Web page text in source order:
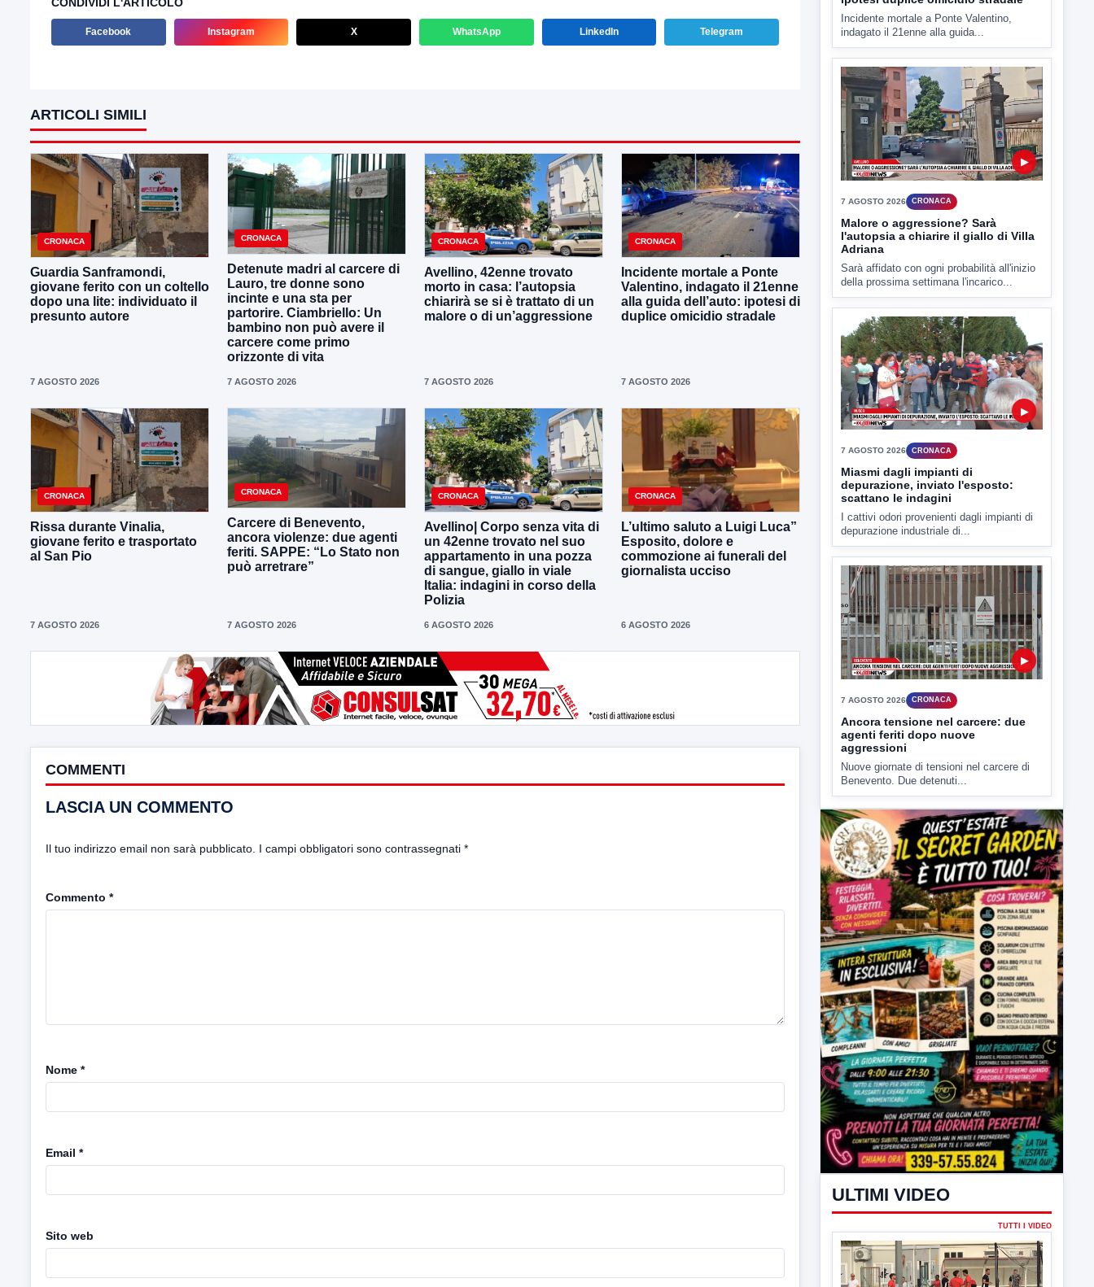
Facebook Instagram X WhatsApp LinkedIn Telegram
ARTICOLI SIMILI
CRONACA
Guardia Sanframondi,
giovane ferito con un coltello
dopo una lite: individuato il
presunto autore
7 AGOSTO 2026
CRONACA
Detenute madri al carcere di
Lauro, tre donne sono
incinte e una sta per
partorire. Ciambriello: Un
bambino non può avere il
carcere come primo
orizzonte di vita
7 AGOSTO 2026
CRONACA
Avellino, 42enne trovato
morto in casa: l’autopsia
chiarirà se si è trattato di un
malore o di un’aggressione
7 AGOSTO 2026
CRONACA
Incidente mortale a Ponte
Valentino, indagato il 21enne
alla guida dell’auto: ipotesi di
duplice omicidio stradale
7 AGOSTO 2026
CRONACA
Rissa durante Vinalia,
giovane ferito e trasportato
al San Pio
7 AGOSTO 2026
CRONACA
Carcere di Benevento,
ancora violenze: due agenti
feriti. SAPPE: “Lo Stato non
può arretrare”
7 AGOSTO 2026
CRONACA
Avellino| Corpo senza vita di
un 42enne trovato nel suo
appartamento in una pozza
di sangue, giallo in viale
Italia: indagini in corso della
Polizia
6 AGOSTO 2026
CRONACA
L’ultimo saluto a Luigi Luca”
Esposito, dolore e
commozione ai funerali del
giornalista ucciso
6 AGOSTO 2026
COMMENTI
LASCIA UN COMMENTO
Il tuo indirizzo email non sarà pubblicato. I campi obbligatori sono contrassegnati *
Commento *
Nome *
Email *
Sito web
▶
7 AGOSTO 2026 CRONACA
Malore o aggressione? Sarà
l'autopsia a chiarire il giallo di Villa
Sarà affidato con ogni probabilità all'inizio
della prossima settimana l'incarico...
▶
7 AGOSTO 2026 CRONACA
Miasmi dagli impianti di
depurazione, inviato l'esposto:
I cattivi odori provenienti dagli impianti di
depurazione industriale di...
7 AGOSTO 2026 CRONACA
Ancora tensione nel carcere: due
agenti feriti dopo nuove
Nuove giornate di tensioni nel carcere di
Benevento. Due detenuti...
ULTIMI VIDEO
TUTTI I VIDEO
▶
7 AGOSTO 2026 SPORT BENEVENTO
Benevento Calcio: Le scelte di
Floro Flores per il debutto di Coppa
Italia
Il Benevento è pronto al debutto di Coppa
Italia. Scelte...